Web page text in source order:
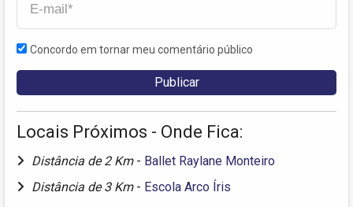
Concordo em tornar meu comentário público
Locais Próximos - Onde Fica:
Distância de 2 Km - Ballet Raylane Monteiro
Distância de 3 Km - Escola Arco Íris